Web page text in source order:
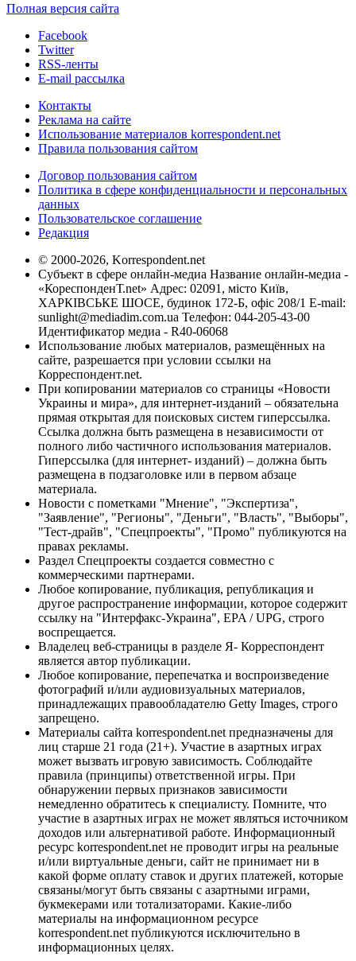
Полная версия сайта
Facebook
Twitter
RSS-ленты
E-mail рассылка
Контакты
Реклама на сайте
Использование материалов korrespondent.net
Правила пользования сайтом
Договор пользования сайтом
Политика в сфере конфиденциальности и персональных
данных
Пользовательское соглашение
Редакция
© 2000-2026, Korrespondent.net
Субъект в сфере онлайн-медиа Название онлайн-медиа -
«КореспонденТ.net» Адрес: 02091, місто Київ,
ХАРКІВСЬКЕ ШОСЕ, будинок 172-Б, офіс 208/1 E-mail:
sunlight@mediadim.com.ua Телефон: 044-205-43-00
Идентификатор медиа - R40-06068
Использование любых материалов, размещённых на
сайте, разрешается при условии ссылки на
Корреспондент.net.
При копировании материалов со страницы «Новости
Украины и мира», для интернет-изданий – обязательна
прямая открытая для поисковых систем гиперссылка.
Ссылка должна быть размещена в независимости от
полного либо частичного использования материалов.
Гиперссылка (для интернет- изданий) – должна быть
размещена в подзаголовке или в первом абзаце
материала.
Новости с пометками "Мнение", "Экспертиза",
"Заявление", "Регионы", "Деньги", "Власть", "Выборы",
"Тест-драйв", "Спецпроекты", "Промо" публикуются на
правах рекламы.
Раздел Спецпроекты создается совместно с
коммерческими партнерами.
Любое копирование, публикация, републикация и
другое распространение информации, которое содержит
ссылку на "Интерфакс-Украина", EPA / UPG, строго
воспрещается.
Владелец веб-страницы в разделе Я- Корреспондент
является автор публикации.
Любое копирование, перепечатка и воспроизведение
фотографий и/или аудиовизуальных материалов,
принадлежащих правообладателю Getty Images, строго
запрещено.
Материалы сайта korrespondent.net предназначены для
лиц старше 21 года (21+). Участие в азартных играх
может вызвать игровую зависимость. Соблюдайте
правила (принципы) ответственной игры. При
обнаружении первых признаков зависимости
немедленно обратитесь к специалисту. Помните, что
участие в азартных играх не может являться источником
доходов или альтернативой работе. Информационный
ресурс korrespondent.net не проводит игры на реальные
и/или виртуальные деньги, сайт не принимает ни в
какой форме оплату ставок и других платежей, которые
связаны/могут быть связаны с азартными играми,
букмекерами или тотализаторами. Какие-либо
материалы на информационном ресурсе
korrespondent.net публикуются исключительно в
информационных целях.